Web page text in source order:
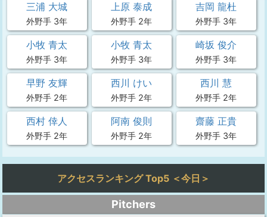
三浦 大城
外野手 3年
上原 泰成
外野手 2年
吉岡 龍杜
外野手 3年
小牧 青太
外野手 3年
小牧 青太
外野手 3年
崎坂 俊介
外野手 3年
早野 友輝
外野手 2年
西川 けい
外野手 2年
西川 慧
外野手 2年
西村 倖人
外野手 2年
阿南 俊則
外野手 2年
齋藤 正貴
外野手 3年
アクセスランキング Top5 ＜今日＞
Pitchers